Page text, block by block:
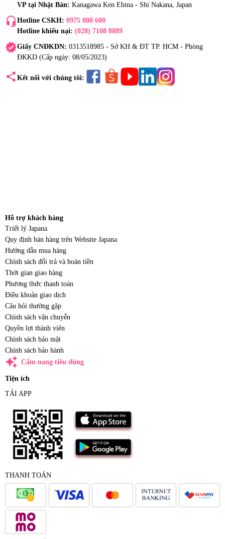
VP tại Nhật Bản: Kanagawa Ken Ebina - Shi Nakana, Japan
headset_mic Hotline CSKH: 0975 800 600
Hotline khiếu nại: (028) 7108 8889
verifiedGiấy CNĐKDN: 0313518985 - Sở KH & ĐT TP. HCM - Phòng
ĐKKD (Cấp ngày: 08/05/2023)
share Kết nối với chúng tôi:
Hỗ trợ khách hàng
Triết lý Japana
Quy định bán hàng trên Website Japana
Hướng dẫn mua hàng
Chính sách đổi trả và hoàn tiền
Thời gian giao hàng
Phương thức thanh toán
Điều khoản giao dịch
Câu hỏi thường gặp
Chính sách vận chuyển
Quyền lợi thành viên
Chính sách bảo mật
Chính sách bảo hành
auto_awesome Cẩm nang tiêu dùng
Tiện ích
TẢI APP
THANH TOÁN